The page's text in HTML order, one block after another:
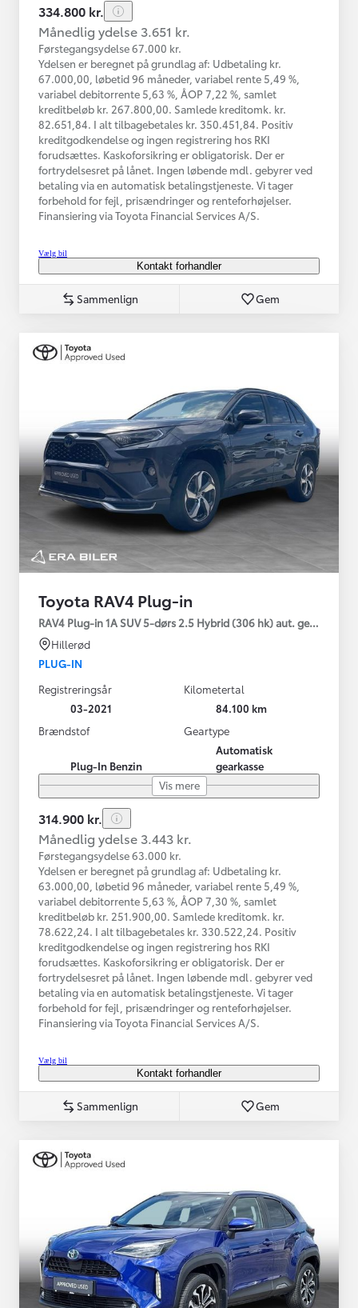
334.800 kr.
Månedlig ydelse 3.651 kr.
Førstegangsydelse 67.000 kr.
Ydelsen er beregnet på grundlag af: Udbetaling kr.
67.000,00, løbetid 96 måneder, variabel rente 5,49 %,
variabel debitorrente 5,63 %, ÅOP 7,22 %, samlet
kreditbeløb kr. 267.800,00. Samlede kreditomk. kr.
82.651,84. I alt tilbagebetales kr. 350.451,84. Positiv
kreditgodkendelse og ingen registrering hos RKI
forudsættes. Kaskoforsikring er obligatorisk. Der er
fortrydelsesret på lånet. Ingen løbende mdl. gebyrer ved
betaling via en automatisk betalingstjeneste. Vi tager
forbehold for fejl, prisændringer og renteforhøjelser.
Finansiering via Toyota Financial Services A/S.
Vælg bil
Kontakt forhandler
Sammenlign Gem
Toyota RAV4 Plug-in
RAV4 Plug-in 1A SUV 5-dørs 2.5 Hybrid (306 hk) aut. gear
Hillerød
PLUG-IN
Registreringsår
03-2021
Kilometertal
84.100 km
Brændstof
Plug-In Benzin
Geartype
Automatisk
gearkasse
Vis mere
314.900 kr.
Månedlig ydelse 3.443 kr.
Førstegangsydelse 63.000 kr.
Ydelsen er beregnet på grundlag af: Udbetaling kr.
63.000,00, løbetid 96 måneder, variabel rente 5,49 %,
variabel debitorrente 5,63 %, ÅOP 7,30 %, samlet
kreditbeløb kr. 251.900,00. Samlede kreditomk. kr.
78.622,24. I alt tilbagebetales kr. 330.522,24. Positiv
kreditgodkendelse og ingen registrering hos RKI
forudsættes. Kaskoforsikring er obligatorisk. Der er
fortrydelsesret på lånet. Ingen løbende mdl. gebyrer ved
betaling via en automatisk betalingstjeneste. Vi tager
forbehold for fejl, prisændringer og renteforhøjelser.
Finansiering via Toyota Financial Services A/S.
Vælg bil
Kontakt forhandler
Sammenlign Gem